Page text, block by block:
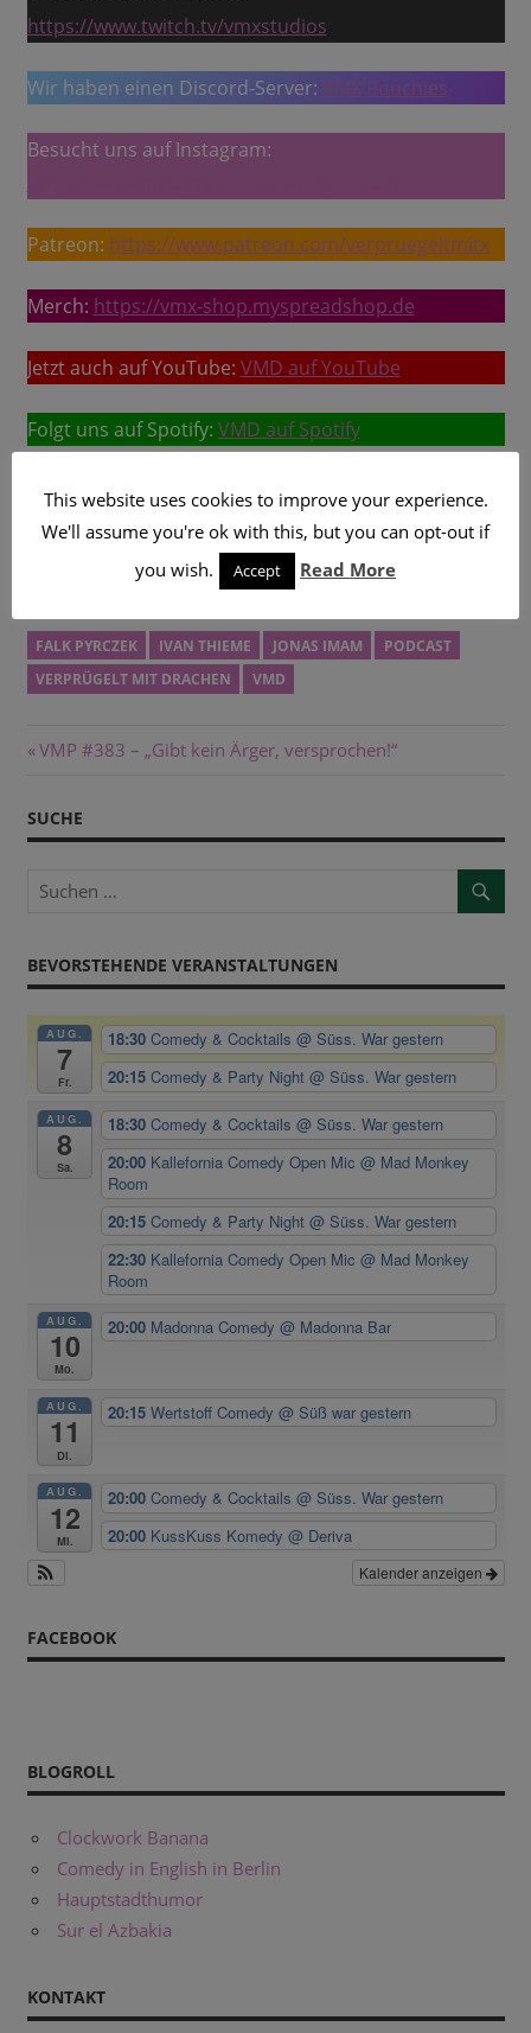
https://www.twitch.tv/vmxstudios
Wir haben einen Discord-Server: VMX Punchies
Besucht uns auf Instagram:
Patreon: https://www.patreon.com/verpruegeltmitx
Merch: https://vmx-shop.myspreadshop.de
Jetzt auch auf YouTube: VMD auf YouTube
Folgt uns auf Spotify: VMD auf Spotify
Abonniert uns auf iTunes:VMD auf iTunes
https://www.facebook.com/vmp.podcast/
FALK PYRCZEK IVAN THIEME JONAS IMAM
PODCAST
VERPRÜGELT MIT DRACHEN
VMD
Beitragsnavigation
Vorheriger
VMP #383 – „Gibt kein Ärger, versprochen!“
SUCHE
BEVORSTEHENDE VERANSTALTUNGEN
AUG.
7
Fr.
18:30Comedy & Cocktails@ Süss. War gestern
20:15Comedy & Party Night@ Süss. War gestern
AUG.
8
Sa.
18:30Comedy & Cocktails@ Süss. War gestern
20:00 Kallefornia Comedy Open Mic@ Mad Monkey
Room
20:15Comedy & Party Night@ Süss. War gestern
22:30 Kallefornia Comedy Open Mic@ Mad Monkey
Room
AUG.
10
Mo.
20:00 Madonna Comedy@ Madonna Bar
AUG.
11
Di.
20:15Wertstoff Comedy@ Süß war gestern
AUG.
12
Mi.
20:00Comedy & Cocktails@ Süss. War gestern
20:00 KussKuss Komedy@ Deriva
Kalender anzeigen
FACEBOOK
BLOGROLL
Clockwork Banana
Comedy in English in Berlin
Hauptstadthumor
Sur el Azbakia
KONTAKT
This website uses cookies to improve your experience.
We'll assume you're ok with this, but you can opt-out if
you wish.
Accept Read More